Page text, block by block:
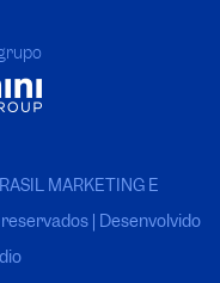
MARKETING E
| Desenvolvido